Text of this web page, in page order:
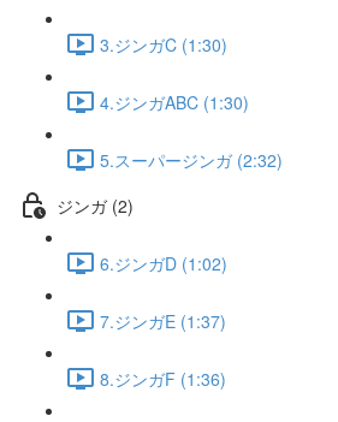
3.ジンガC (1:30)
4.ジンガABC (1:30)
5.スーパージンガ (2:32)
ジンガ (2)
6.ジンガD (1:02)
7.ジンガE (1:37)
8.ジンガF (1:36)